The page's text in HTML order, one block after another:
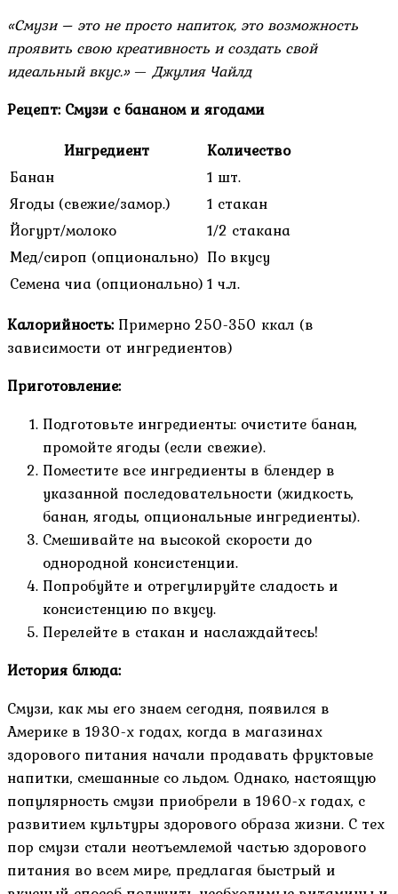
«Смузи – это не просто напиток, это возможность
проявить свою креативность и создать свой
идеальный вкус.» — Джулия Чайлд
Рецепт: Смузи с бананом и ягодами
Ингредиент
Количество
Банан
1 шт.
Ягоды (свежие/замор.)
1 стакан
Йогурт/молоко
1/2 стакана
Мед/сироп (опционально) По вкусу
Семена чиа (опционально)1 ч.л.
Калорийность: Примерно 250-350 ккал (в
зависимости от ингредиентов)
Приготовление:
Подготовьте ингредиенты: очистите банан,
промойте ягоды (если свежие).
Поместите все ингредиенты в блендер в
указанной последовательности (жидкость,
банан, ягоды, опциональные ингредиенты).
Смешивайте на высокой скорости до
однородной консистенции.
Попробуйте и отрегулируйте сладость и
консистенцию по вкусу.
Перелейте в стакан и наслаждайтесь!
История блюда:
Смузи, как мы его знаем сегодня, появился в
Америке в 1930-х годах, когда в магазинах
здорового питания начали продавать фруктовые
напитки, смешанные со льдом. Однако, настоящую
популярность смузи приобрели в 1960-х годах, с
развитием культуры здорового образа жизни. С тех
пор смузи стали неотъемлемой частью здорового
питания во всем мире, предлагая быстрый и